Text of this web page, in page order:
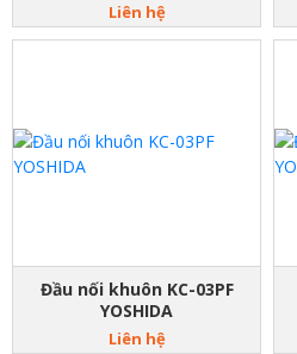
Liên hệ
Đầu nối khuôn KC-03PF
YOSHIDA
Liên hệ